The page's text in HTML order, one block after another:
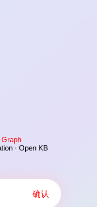
· Open KB
确认